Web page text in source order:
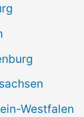
Westfalen